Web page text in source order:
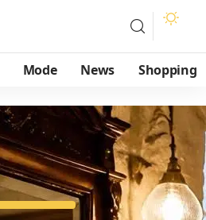
Mode News Shopping